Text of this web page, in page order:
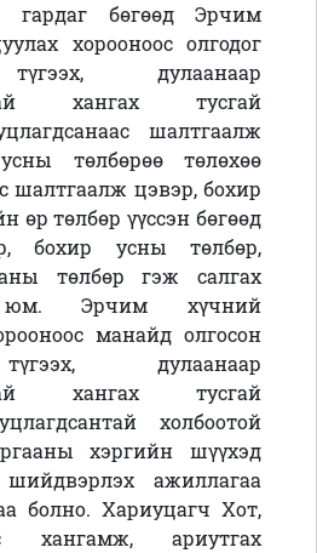
гардаг бөгөөд Эрчим
хорооноос олгодог
дулаанаар
хангах тусгай
шалтгаалж
төлбөрөө төлөхөө
шалтгаалж цэвэр, бохир
өр төлбөр үүссэн бөгөөд
бохир усны төлбөр,
төлбөр гэж салгах
юм. Эрчим хүчний
манайд олгосон
дулаанаар
хангах тусгай
холбоотой
хэргийн шүүхэд
ажиллагаа
болно. Хариуцагч Хот,
хангамж, ариутгах